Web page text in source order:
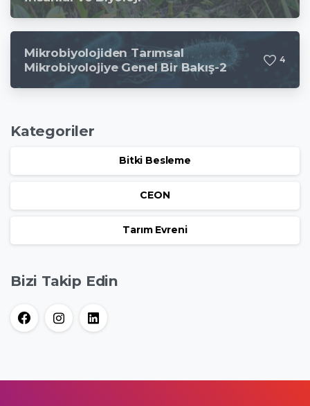
Mikrobiyolojiden Tarımsal
Mikrobiyolojiye Genel Bir Bakış-2
4
Kategoriler
Bitki Besleme
CEON
Tarım Evreni
Bizi Takip Edin